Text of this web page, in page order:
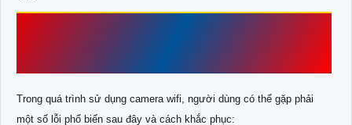
Trong quá trình sử dụng camera wifi, người dùng có thể gặp phải
một số lỗi phổ biến sau đây và cách khắc phục: